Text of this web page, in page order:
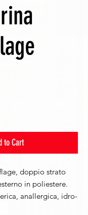
to Cart
doppio strato
in poliestere.
anallergica, idro-